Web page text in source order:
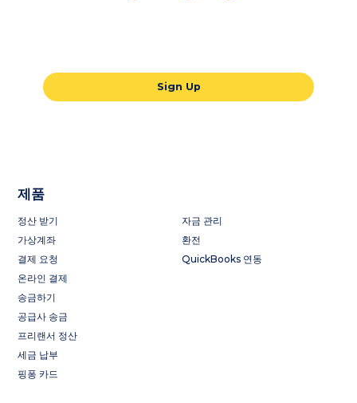
Sign Up
제품
정산 받기
가상계좌
결제 요청
온라인 결제
송금하기
공급사 송금
프리랜서 정산
세금 납부
핑퐁 카드
자금 관리
환전
QuickBooks 연동